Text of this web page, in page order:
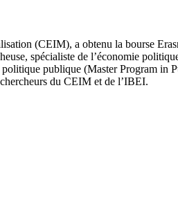
(CEIM), a obtenu la bourse
spécialiste de l’économie
publique (Master Program in
du CEIM et de l’IBEI.